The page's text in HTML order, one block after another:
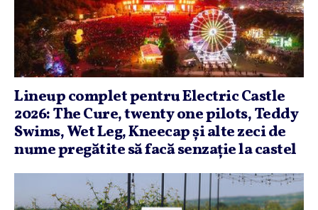
Lineup complet pentru Electric Castle
2026: The Cure, twenty one pilots, Teddy
Swims, Wet Leg, Kneecap şi alte zeci de
nume pregătite să facă senzaţie la castel